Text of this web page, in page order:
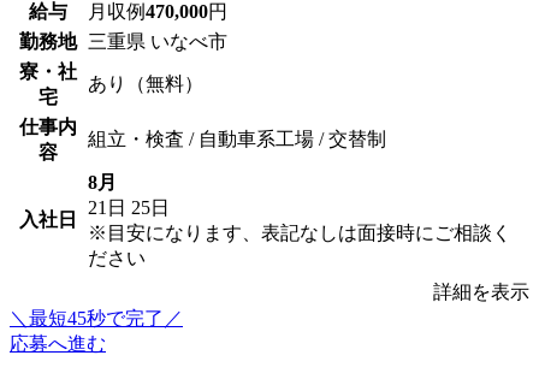
給与 月収例470,000円
勤務地 三重県 いなべ市
寮・社
宅
あり（無料）
仕事内
容
組立・検査 / 自動車系工場 / 交替制
入社日
8月
21日 25日
※目安になります、表記なしは面接時にご相談く
ださい
詳細を表示
＼最短45秒で完了／
応募へ進む